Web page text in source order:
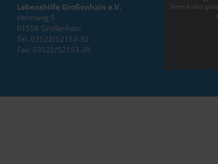
Lebenshilfe Großenhain e.V.
Heimweg 5
01558 Großenhain
Tel. 03522/52153-30
Fax: 03522/52153-39
Beim Aufruf